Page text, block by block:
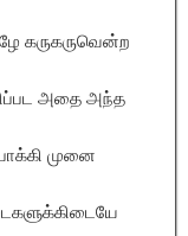
கருகருவென்ற
அதை அந்த
முனை